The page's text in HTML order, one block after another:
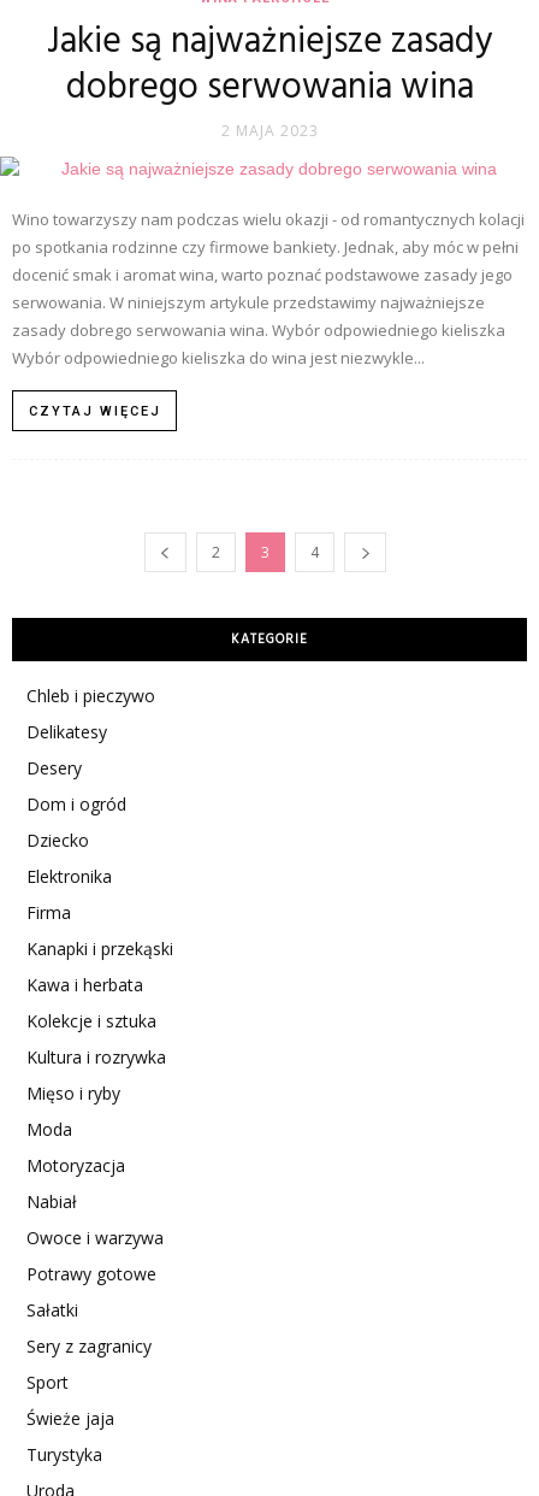
Jakie są najważniejsze zasady
dobrego serwowania wina
2 MAJA 2023
Wino towarzyszy nam podczas wielu okazji - od romantycznych kolacji
po spotkania rodzinne czy firmowe bankiety. Jednak, aby móc w pełni
docenić smak i aromat wina, warto poznać podstawowe zasady jego
serwowania. W niniejszym artykule przedstawimy najważniejsze
zasady dobrego serwowania wina. Wybór odpowiedniego kieliszka
Wybór odpowiedniego kieliszka do wina jest niezwykle...
CZYTAJ WIĘCEJ
2 3 4
KATEGORIE
Chleb i pieczywo
Delikatesy
Desery
Dom i ogród
Dziecko
Elektronika
Firma
Kanapki i przekąski
Kawa i herbata
Kolekcje i sztuka
Kultura i rozrywka
Mięso i ryby
Moda
Motoryzacja
Nabiał
Owoce i warzywa
Potrawy gotowe
Sałatki
Sery z zagranicy
Sport
Świeże jaja
Turystyka
Uroda